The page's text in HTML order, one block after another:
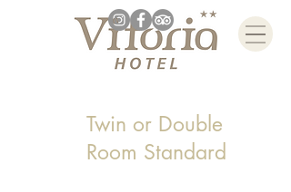
Twin or Double
Room Standard